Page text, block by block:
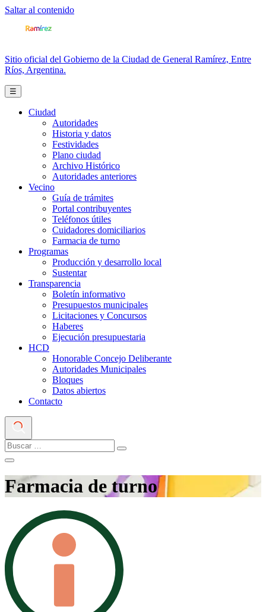
Saltar al contenido
Sitio oficial del Gobierno de la Ciudad de General Ramírez, Entre
Ríos, Argentina.
☰
Ciudad
Autoridades
Historia y datos
Festividades
Plano ciudad
Archivo Histórico
Autoridades anteriores
Vecino
Guía de trámites
Portal contribuyentes
Teléfonos útiles
Cuidadores domiciliarios
Farmacia de turno
Programas
Producción y desarrollo local
Sustentar
Transparencia
Boletín informativo
Presupuestos municipales
Licitaciones y Concursos
Haberes
Ejecución presupuestaria
HCD
Honorable Concejo Deliberante
Autoridades Municipales
Bloques
Datos abiertos
Contacto
Farmacia de turno